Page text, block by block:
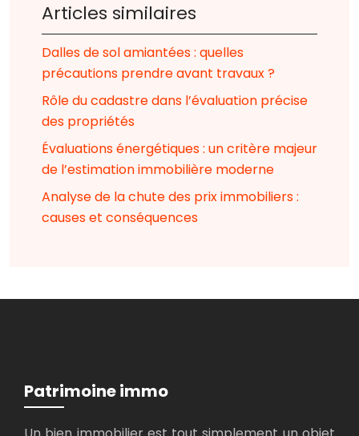
Articles similaires
Dalles de sol amiantées : quelles
précautions prendre avant travaux ?
Rôle du cadastre dans l’évaluation précise
des propriétés
Évaluations énergétiques : un critère majeur
de l’estimation immobilière moderne
Analyse de la chute des prix immobiliers :
causes et conséquences
Patrimoine immo